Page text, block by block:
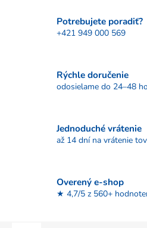
Potrebujete poradiť?
+421 949 000 569
Rýchle doručenie
odosielame do 24–48
Jednoduché vrátenie
až 14 dní na vrátenie
Overený e-shop
★ 4,7/5 z 560+